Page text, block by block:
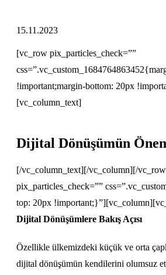
15.11.2023
[vc_row pix_particles_check=””
!important;margin-bottom: 20px
[vc_column_text]
Dijital Dönüşümün
[/vc_column_text][/vc_column][/
pix_particles_check=””
top: 20px
Dijital Dönüşümlere Bakış Açısı
Özellikle ülkemizdeki küçük ve orta
dijital dönüşümün kendilerini olumsuz